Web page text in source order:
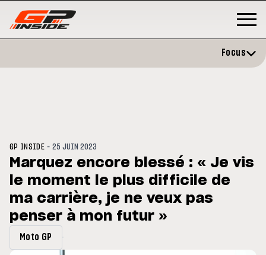
: Horaires et
du GP de Grande-
MOTO GP
Zarco évite l'opération et vise
retour en septembre
Focus
GP INSIDE -25 JUIN 2023
Marquez encore blessé : « Je vis
le moment le plus difficile de
ma carrière, je ne veux pas
penser à mon futur »
Moto GP